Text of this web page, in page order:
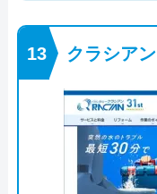
クラシアン